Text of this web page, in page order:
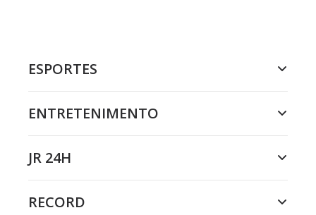
ESPORTES
ENTRETENIMENTO
JR 24H
RECORD